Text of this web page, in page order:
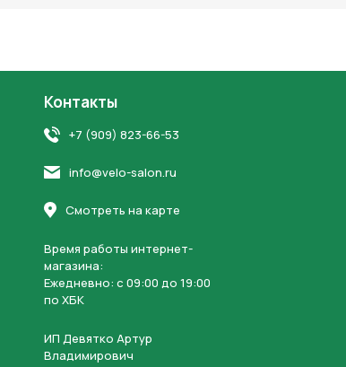
Контакты
+7 (909) 823-66-53
info@velo-salon.ru
Смотреть на карте
Время работы интернет-
магазина:
Ежедневно: c 09:00 до 19:00
по ХБК
ИП Девятко Артур
Владимирович